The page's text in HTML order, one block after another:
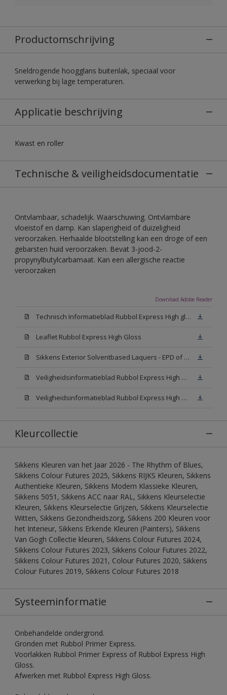
Productomschrijving
Sneldrogende hoogglans buitenlak, speciaal voor
verwerking bij lage temperaturen.
Applicatie beschrijving
Kwast en roller
Technische & veiligheidsdocumentatie
Ontvlambaar, schadelijk. Waarschuwing. Ontvlambare
vloeistof en damp. Kan slaperigheid of duizeligheid
veroorzaken. Herhaalde blootstelling kan een droge of een
gebarsten huid veroorzaken. Bevat 3-jood-2-
propynylbutylcarbamaat. Kan een allergische reactie
veroorzaken
Download Adobe Reader
Technisch Informatieblad Rubbol Express High gloss (New Livery) (PDF)
Leaflet Rubbol Express High Gloss
Sikkens Exterior Solventbased Laquers - EPD of Milieuproductverklaring
Veiligheidsinformatieblad Rubbol Express High Gloss W05 (MSDS)
Veiligheidsinformatieblad Rubbol Express High Gloss N00 (MSDS)
Kleurcollectie
Sikkens Kleuren van het Jaar 2026 - The Rhythm of Blues,
Sikkens Colour Futures 2025, Sikkens RIJKS Kleuren, Sikkens
Authentieke Kleuren, Sikkens Modern Klassieke Kleuren,
Sikkens 5051, Sikkens ACC naar RAL, Sikkens Kleurselectie
Kleuren, Sikkens Kleurselectie Grijzen, Sikkens Kleurselectie
Witten, Sikkens Gezondheidszorg, Sikkens 200 Kleuren voor
het Interieur, Sikkens Erkende Kleuren (Painters), Sikkens
Van Gogh Collectie kleuren, Sikkens Colour Futures 2024,
Sikkens Colour Futures 2023, Sikkens Colour Futures 2022,
Sikkens Colour Futures 2021, Colour Futures 2020, Sikkens
Colour Futures 2019, Sikkens Colour Futures 2018
Systeeminformatie
Onbehandelde ondergrond.
Gronden met Rubbol Primer Express.
Voorlakken Rubbol Primer Express of Rubbol Express High
Gloss.
Afwerken met Rubbol Express High Gloss.